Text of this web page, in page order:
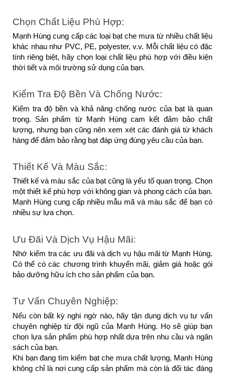
Chọn Chất Liệu Phù Hợp:
Mạnh Hùng cung cấp các loại bạt che mưa từ nhiều chất liệu
khác nhau như PVC, PE, polyester, v.v. Mỗi chất liệu có đặc
tính riêng biệt, hãy chọn loại chất liệu phù hợp với điều kiện
thời tiết và môi trường sử dụng của bạn.
Kiểm Tra Độ Bền Và Chống Nước:
Kiểm tra độ bền và khả năng chống nước của bạt là quan
trọng. Sản phẩm từ Mạnh Hùng cam kết đảm bảo chất
lượng, nhưng bạn cũng nên xem xét các đánh giá từ khách
hàng để đảm bảo rằng bạt đáp ứng đúng yêu cầu của bạn.
Thiết Kế Và Màu Sắc:
Thiết kế và màu sắc của bạt cũng là yếu tố quan trọng. Chọn
một thiết kế phù hợp với không gian và phong cách của bạn.
Mạnh Hùng cung cấp nhiều mẫu mã và màu sắc để bạn có
nhiều sự lựa chọn.
Ưu Đãi Và Dịch Vụ Hậu Mãi:
Nhớ kiểm tra các ưu đãi và dịch vụ hậu mãi từ Mạnh Hùng.
Có thể có các chương trình khuyến mãi, giảm giá hoặc gói
bảo dưỡng hữu ích cho sản phẩm của bạn.
Tư Vấn Chuyên Nghiệp:
Nếu còn bất kỳ nghi ngờ nào, hãy tận dụng dịch vụ tư vấn
chuyên nghiệp từ đội ngũ của Mạnh Hùng. Họ sẽ giúp bạn
chọn lựa sản phẩm phù hợp nhất dựa trên nhu cầu và ngân
sách của bạn.
Khi bạn đang tìm kiếm bạt che mưa chất lượng, Mạnh Hùng
không chỉ là nơi cung cấp sản phẩm mà còn là đối tác đáng